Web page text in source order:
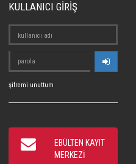
KULLANICI GİRİŞ
şifremi unuttum
EBÜLTEN KAYIT
MERKEZİ